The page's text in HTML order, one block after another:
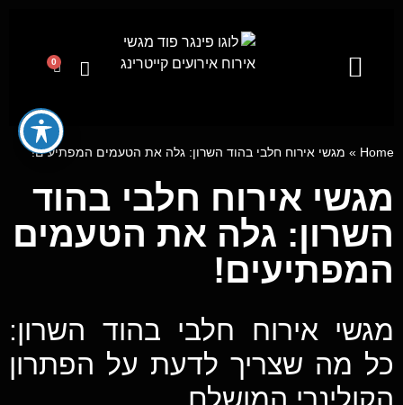
0
Home
» מגשי אירוח חלבי בהוד השרון: גלה את הטעמים המפתיעים!
מגשי אירוח חלבי בהוד
השרון: גלה את הטעמים
המפתיעים!
מגשי אירוח חלבי בהוד השרון:
כל מה שצריך לדעת על הפתרון